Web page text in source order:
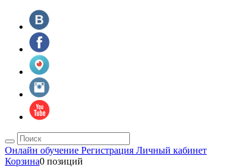
Онлайн обучение Регистрация Личный кабинет
Корзина0 позиций